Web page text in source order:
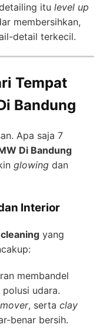
itu level up
membersihkan,
detail terkecil.
Tempat
Bandung
Apa saja 7
Di Bandung
glowing dan
Interior
yang
membandel
udara.
, serta clay
benar bersih.